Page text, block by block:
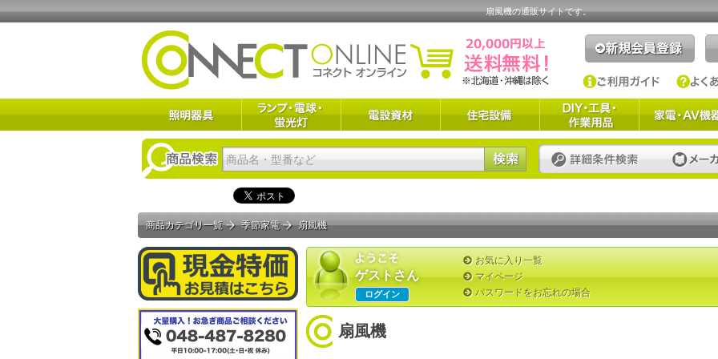
扇風機の通販サイトです。
ゲストさん
お気に入り一覧
マイページ
ログイン パスワードをお忘れの場合
商品カテゴリ一覧 季節家電 扇風機
扇風機